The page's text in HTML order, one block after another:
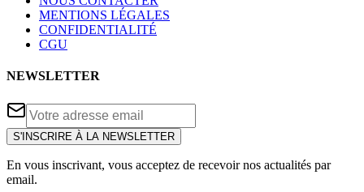
MENTIONS LÉGALES
CONFIDENTIALITÉ
CGU
NEWSLETTER
S'INSCRIRE À LA NEWSLETTER
En vous inscrivant, vous acceptez de recevoir nos actualités par
email.